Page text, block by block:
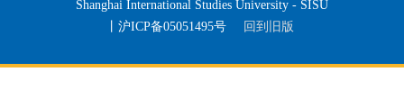
Shanghai International Studies University - SISU
丨沪ICP备05051495号
回到旧版